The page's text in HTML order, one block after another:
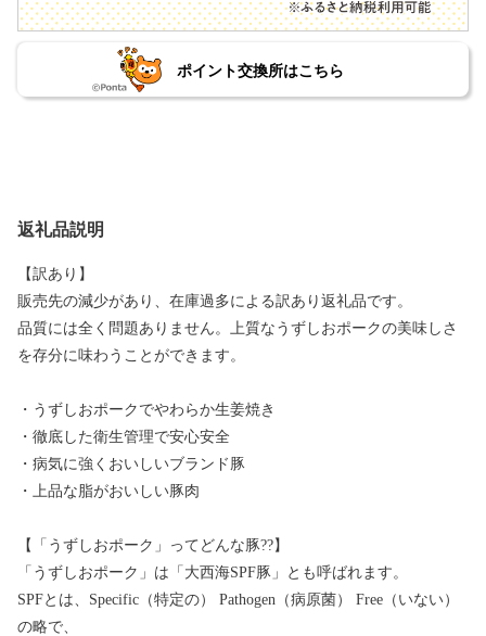
ポイント交換所はこちら
返礼品説明
【訳あり】
販売先の減少があり、在庫過多による訳あり返礼品です。
品質には全く問題ありません。上質なうずしおポークの美味しさ
を存分に味わうことができます。
・うずしおポークでやわらか生姜焼き
・徹底した衛生管理で安心安全
・病気に強くおいしいブランド豚
・上品な脂がおいしい豚肉
【「うずしおポーク」ってどんな豚??】
「うずしおポーク」は「大西海SPF豚」とも呼ばれます。
SPFとは、Specific（特定の） Pathogen（病原菌） Free（いない）
の略で、